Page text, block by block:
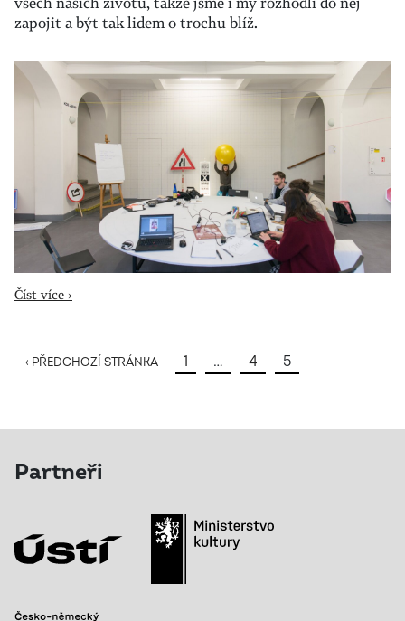
zapojit a být tak lidem o trochu blíž.
Číst více ›
‹ PŘEDCHOZÍ STRÁNKA 1 … 4 5
Partneři